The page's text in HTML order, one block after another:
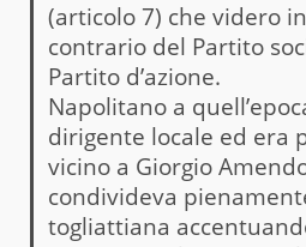
(articolo 7) che videro
contrario del Partito
Partito d’azione.
Napolitano a
dirigente locale ed era
vicino a Giorgio
condivideva
togliattiana